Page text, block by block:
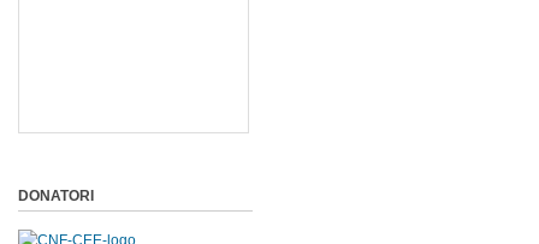
DONATORI